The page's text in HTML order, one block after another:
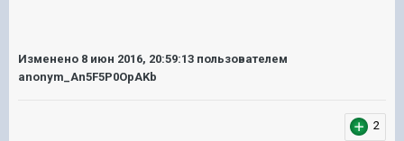
Изменено 8 июн 2016, 20:59:13 пользователем
anonym_An5F5P0OpAKb
2